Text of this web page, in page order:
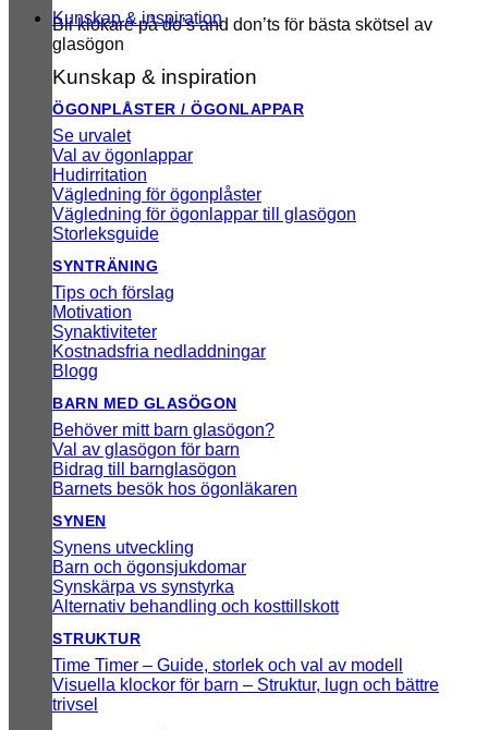
Bli klokare på do’s and don’ts för bästa skötsel av
glasögon
Kunskap & inspiration
Kunskap & inspiration
ÖGONPLÅSTER / ÖGONLAPPAR
Se urvalet
Val av ögonlappar
Hudirritation
Vägledning för ögonplåster
Vägledning för ögonlappar till glasögon
Storleksguide
SYNTRÄNING
Tips och förslag
Motivation
Synaktiviteter
Kostnadsfria nedladdningar
Blogg
BARN MED GLASÖGON
Behöver mitt barn glasögon?
Val av glasögon för barn
Bidrag till barnglasögon
Barnets besök hos ögonläkaren
SYNEN
Synens utveckling
Barn och ögonsjukdomar
Synskärpa vs synstyrka
Alternativ behandling och kosttillskott
STRUKTUR
Time Timer – Guide, storlek och val av modell
Visuella klockor för barn – Struktur, lugn och bättre
trivsel